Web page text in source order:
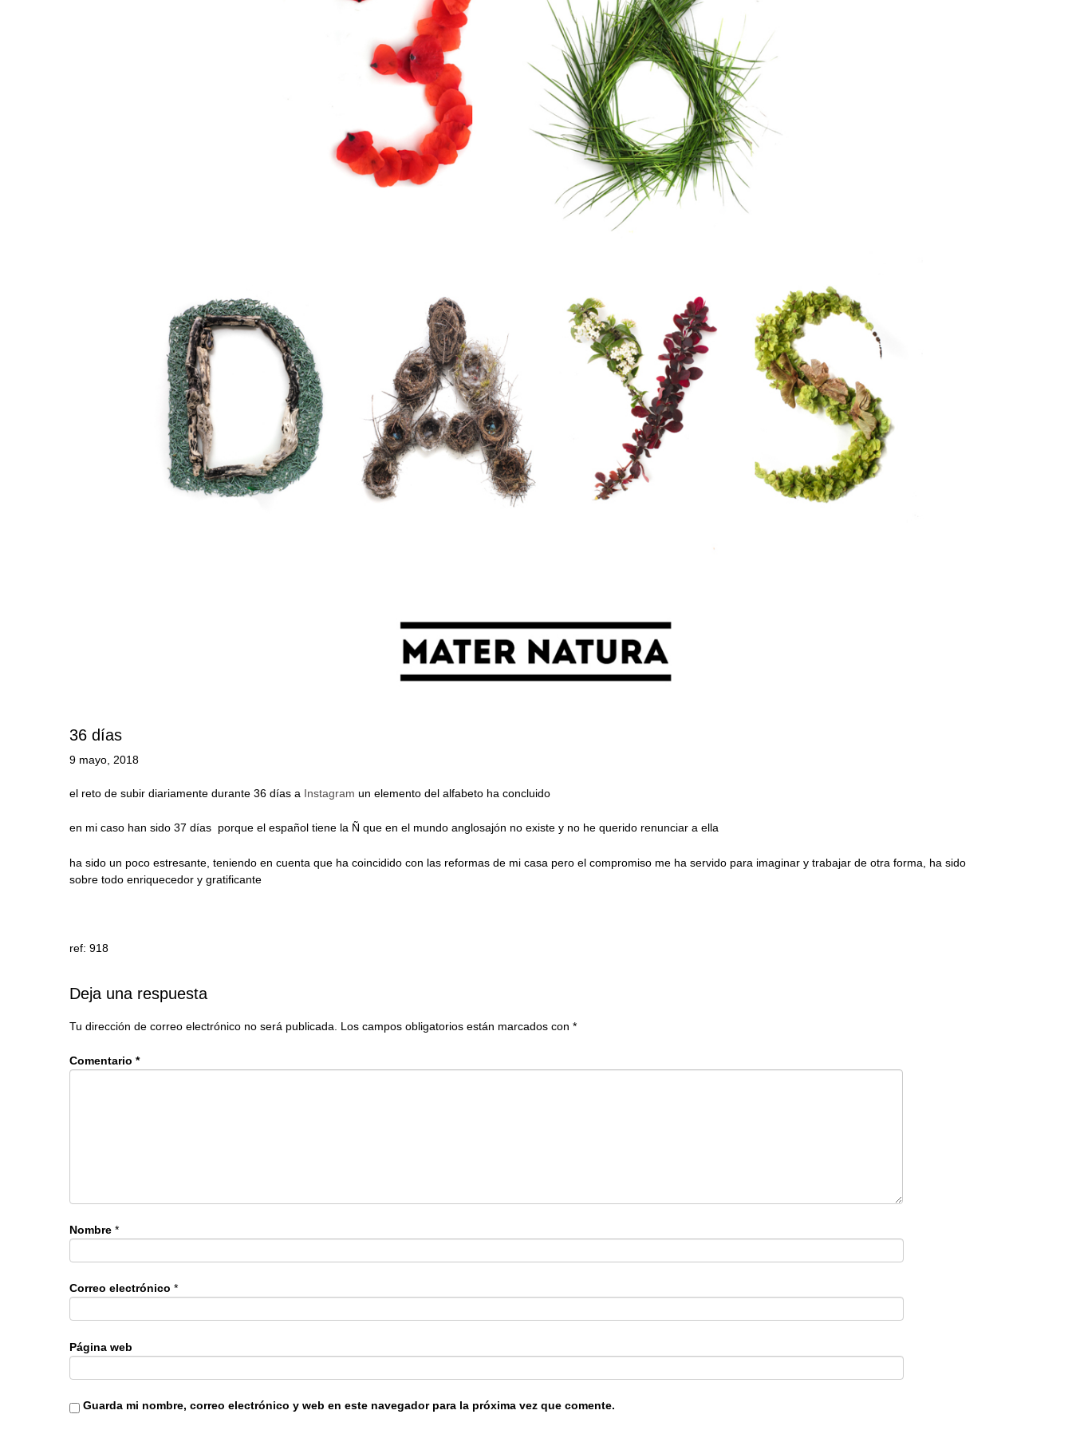
36 días
9 mayo, 2018
el reto de subir diariamente durante 36 días a Instagram un elemento del alfabeto ha concluido
en mi caso han sido 37 días porque el español tiene la Ñ que en el mundo anglosajón no existe y no he querido renunciar a ella
ha sido un poco estresante, teniendo en cuenta que ha coincidido con las reformas de mi casa pero el compromiso me ha servido para imaginar y trabajar de otra forma, ha sido
sobre todo enriquecedor y gratificante
ref: 918
Deja una respuesta
Tu dirección de correo electrónico no será publicada. Los campos obligatorios están marcados con *
Comentario *
Nombre *
Correo electrónico *
Página web
Guarda mi nombre, correo electrónico y web en este navegador para la próxima vez que comente.